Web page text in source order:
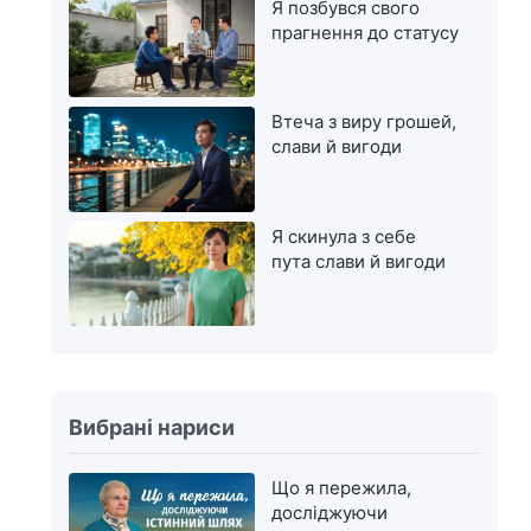
Я позбувся свого
прагнення до статусу
Втеча з виру грошей,
слави й вигоди
Я скинула з себе
пута слави й вигоди
Вибрані нариси
Що я пережила,
досліджуючи